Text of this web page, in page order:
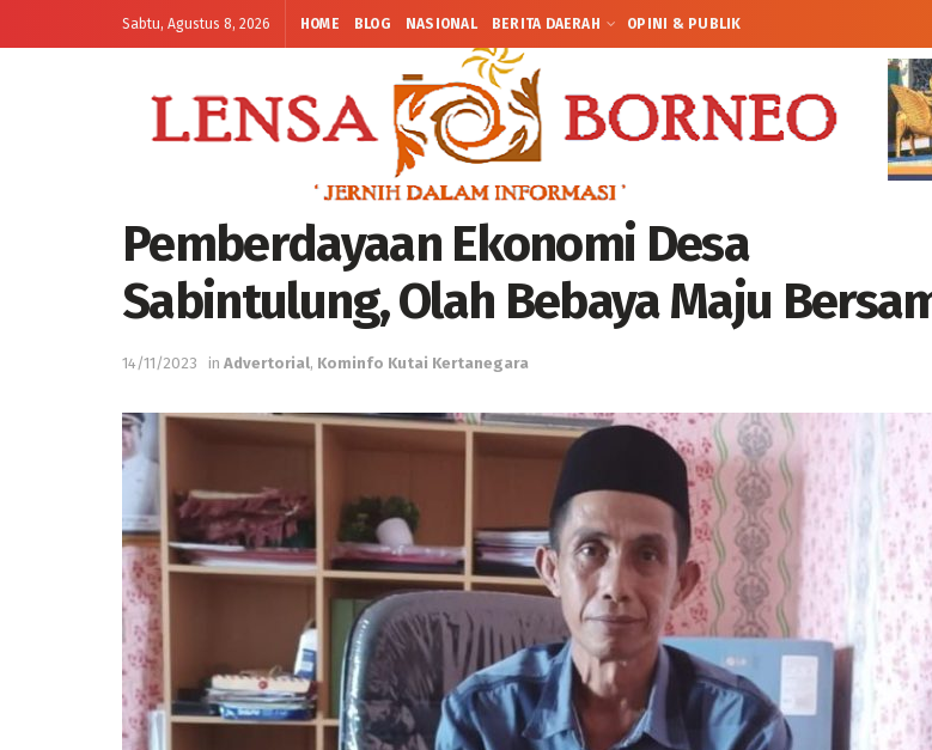
Sabtu, Agustus 8, 2026 HOME BLOG NASIONAL BERITA DAERAH OPINI & PUBLIK
Pemberdayaan Ekonomi Desa
Sabintulung, Olah Bebaya Maju
14/11/2023 in Advertorial, Kominfo Kutai Kertanegara